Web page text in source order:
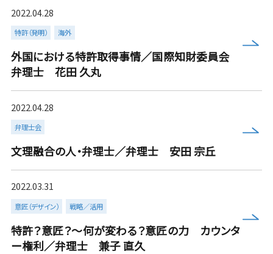
外国における特許取得事情／国際知財委員会
弁理士 花田 久丸
2022.04.28
特許（発明） 海外
more
文理融合の人・弁理士／弁理士 安田 宗丘
2022.04.28
弁理士会
more
特許？意匠？～何が変わる？意匠の力 カウンタ
ー権利／弁理士 兼子 直久
2022.03.31
意匠（デザイン） 戦略／活用
more